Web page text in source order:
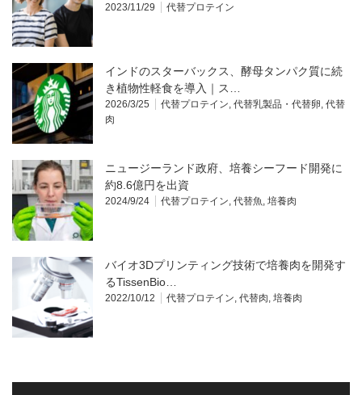
2023/11/29 代替プロテイン
インドのスターバックス、酵母タンパク質に続
き植物性軽食を導入｜ス…
2026/3/25 代替プロテイン, 代替乳製品・代替卵, 代替
肉
ニュージーランド政府、培養シーフード開発に
約8.6億円を出資
2024/9/24 代替プロテイン, 代替魚, 培養肉
バイオ3Dプリンティング技術で培養肉を開発す
るTissenBio…
2022/10/12 代替プロテイン, 代替肉, 培養肉